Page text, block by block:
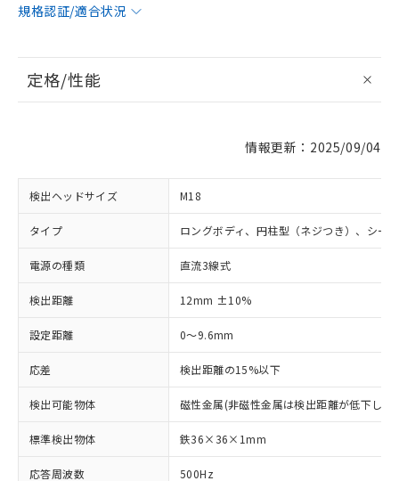
規格認証/適合状況
定格/性能
情報更新：2025/09/04
検出ヘッドサイズ M18
タイプ ロングボディ、円柱型（ネジつき）、シー
電源の種類 直流3線式
検出距離 12mm ±10%
設定距離 0～9.6mm
応差 検出距離の15%以下
検出可能物体 磁性金属(非磁性金属は検出距離が低下しま
標準検出物体 鉄36×36×1mm
応答周波数 500Hz